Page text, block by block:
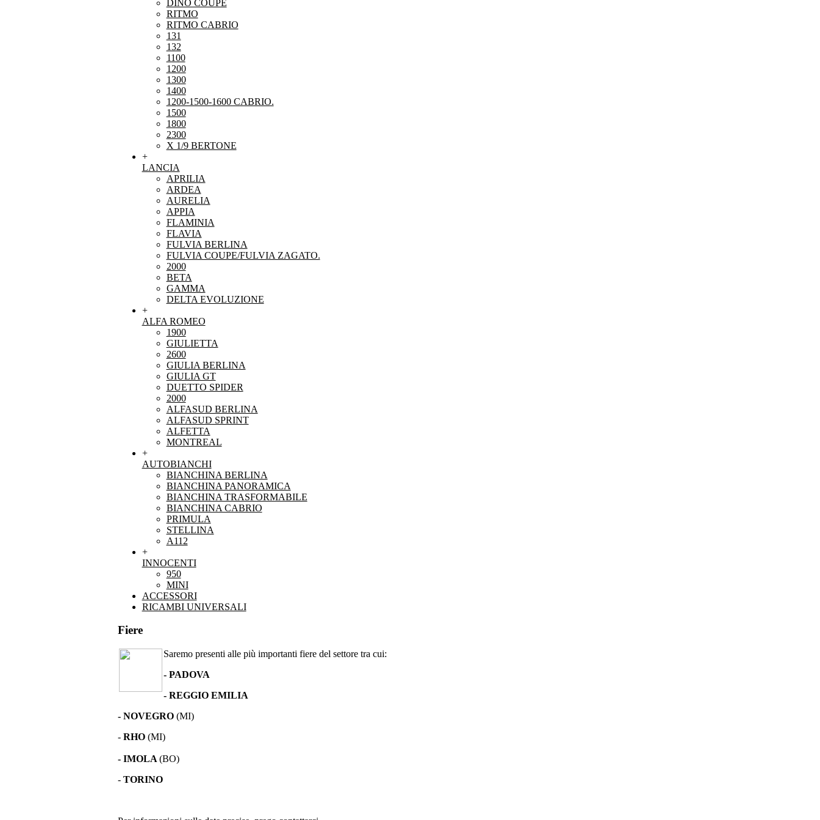
DINO COUPE
RITMO
RITMO CABRIO
131
132
1100
1200
1300
1400
1200-1500-1600 CABRIO.
1500
1800
2300
X 1/9 BERTONE
+
LANCIA
APRILIA
ARDEA
AURELIA
APPIA
FLAMINIA
FLAVIA
FULVIA BERLINA
FULVIA COUPE/FULVIA ZAGATO.
2000
BETA
GAMMA
DELTA EVOLUZIONE
+
ALFA ROMEO
1900
GIULIETTA
2600
GIULIA BERLINA
GIULIA GT
DUETTO SPIDER
2000
ALFASUD BERLINA
ALFASUD SPRINT
ALFETTA
MONTREAL
+
AUTOBIANCHI
BIANCHINA BERLINA
BIANCHINA PANORAMICA
BIANCHINA TRASFORMABILE
BIANCHINA CABRIO
PRIMULA
STELLINA
A112
+
INNOCENTI
950
MINI
ACCESSORI
RICAMBI UNIVERSALI
Fiere
Saremo presenti alle più importanti fiere del settore tra cui:
- PADOVA
- REGGIO EMILIA
- NOVEGRO(MI)
-RHO (MI)
- IMOLA (BO)
- TORINO